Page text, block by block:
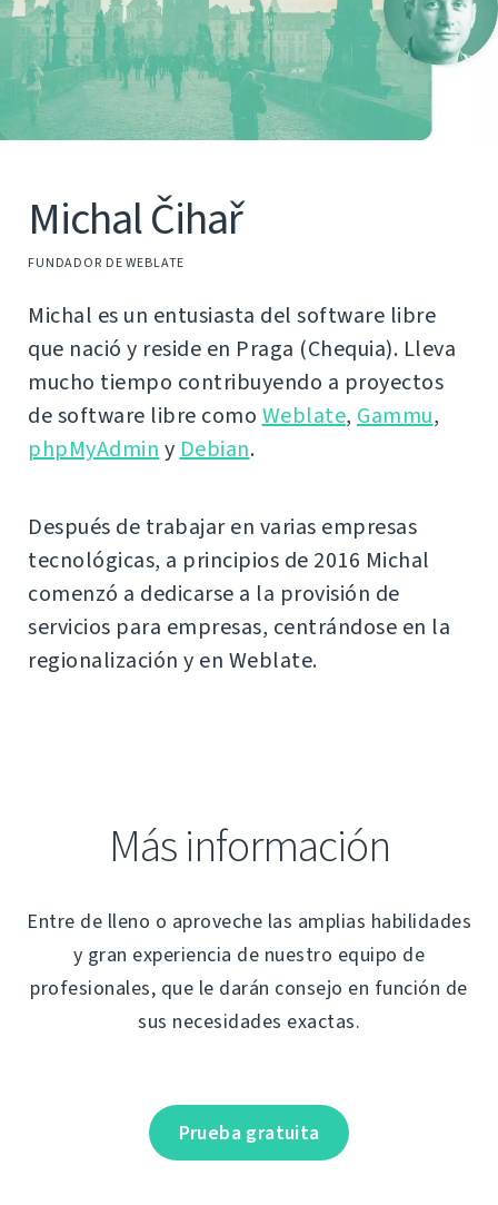
Michal Čihař
FUNDADOR DE WEBLATE
Michal es un entusiasta del software libre
que nació y reside en Praga (Chequia). Lleva
mucho tiempo contribuyendo a proyectos
de software libre como Weblate, Gammu,
phpMyAdmin y Debian.
Después de trabajar en varias empresas
tecnológicas, a principios de 2016 Michal
comenzó a dedicarse a la provisión de
servicios para empresas, centrándose en la
regionalización y en Weblate.
Más información
Entre de lleno o aproveche las amplias habilidades
y gran experiencia de nuestro equipo de
profesionales, que le darán consejo en función de
sus necesidades exactas.
Prueba gratuita